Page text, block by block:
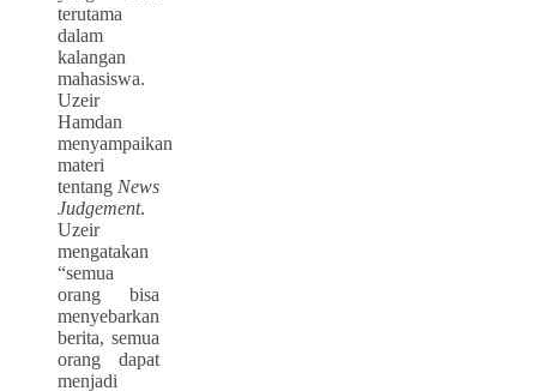
terutama
dalam
kalangan
mahasiswa.
Uzeir
Hamdan
menyampaikan
materi
tentang News
Judgement.
Uzeir
mengatakan
“semua
orang bisa
menyebarkan
berita, semua
orang dapat
menjadi